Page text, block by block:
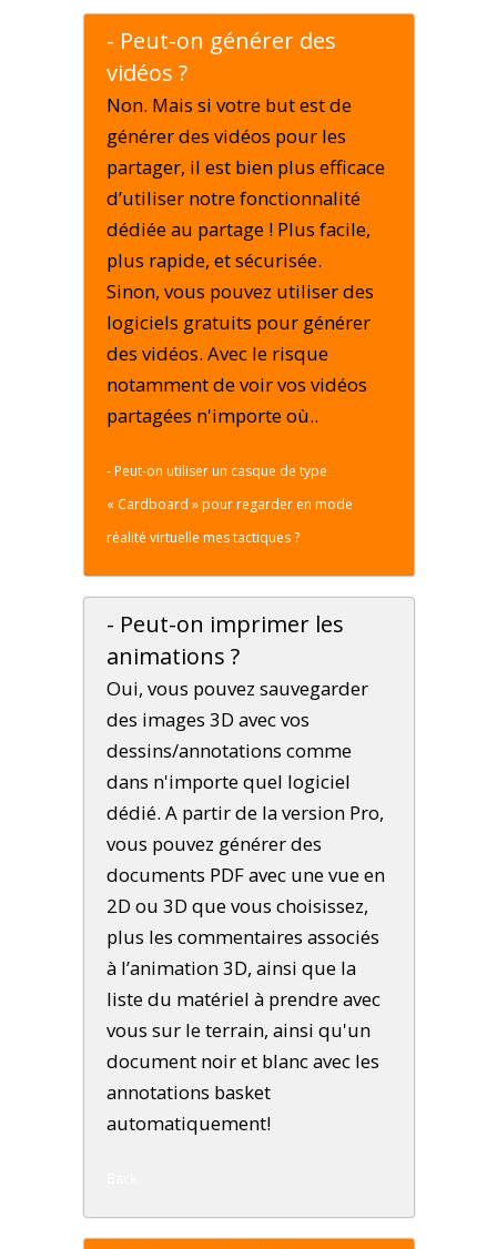
- Peut-on générer des
vidéos ?
Non. Mais si votre but est de
générer des vidéos pour les
partager, il est bien plus efficace
d’utiliser notre fonctionnalité
dédiée au partage ! Plus facile,
plus rapide, et sécurisée.
Sinon, vous pouvez utiliser des
logiciels gratuits pour générer
des vidéos. Avec le risque
notamment de voir vos vidéos
partagées n'importe où..
- Peut-on utiliser un casque de type
« Cardboard » pour regarder en mode
réalité virtuelle mes tactiques ?
- Peut-on imprimer les
animations ?
Oui, vous pouvez sauvegarder
des images 3D avec vos
dessins/annotations comme
dans n'importe quel logiciel
dédié. A partir de la version Pro,
vous pouvez générer des
documents PDF avec une vue en
2D ou 3D que vous choisissez,
plus les commentaires associés
à l’animation 3D, ainsi que la
liste du matériel à prendre avec
vous sur le terrain, ainsi qu'un
document noir et blanc avec les
annotations basket
automatiquement!